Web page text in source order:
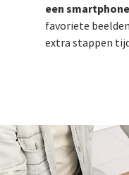
een
favoriete
extra stappen